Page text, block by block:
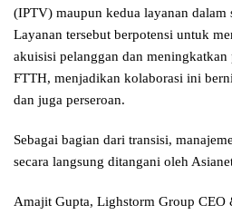
(IPTV) maupun kedua layanan dalam
Layanan tersebut berpotensi untuk
akuisisi pelanggan dan meningkatkan
FTTH, menjadikan kolaborasi ini
dan juga perseroan.
Sebagai bagian dari transisi,
secara langsung ditangani oleh
Amajit Gupta, Lighstorm Group